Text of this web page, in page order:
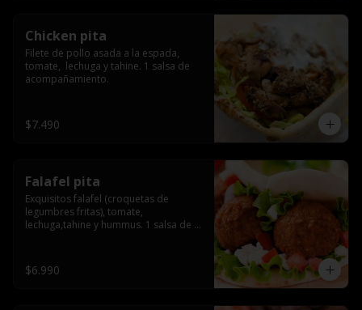
Chicken pita
Filete de pollo asada a la espada,
tomate,  lechuga y tahine. 1 salsa de
acompañamiento.
$7.490
Falafel pita
Exquisitos falafel (croquetas de
legumbres fritas), tomate,
lechuga,tahine y hummus. 1 salsa de
$6.990